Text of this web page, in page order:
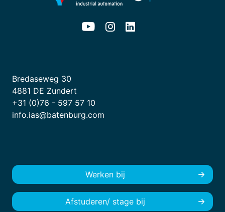
Bredaseweg 30
4881 DE Zundert
+31 (0)76 - 597 57 10
info.ias@batenburg.com
Werken bij
Afstuderen/ stage bij